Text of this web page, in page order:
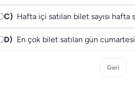
C) Hafta içi satılan bilet sayısı hafta
D) En çok bilet satılan gün
Geri